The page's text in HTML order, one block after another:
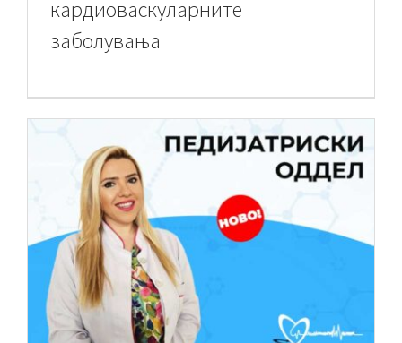
кардиоваскуларните
заболувања